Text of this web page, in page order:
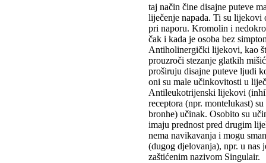
taj način čine disajne puteve
liječenje napada. Ti su lijekovi
pri naporu. Kromolin i
čak i kada je osoba bez
Antiholinergički lijekovi, kao
prouzroči stezanje glatkih
proširuju disajne puteve ljudi
oni su male učinkovitosti u
Antileukotrijenski lijekovi
receptora (npr. montelukast)
bronhe) učinak. Osobito su
imaju prednost pred drugim
nema navikavanja i mogu
(dugog djelovanja), npr. u nas
zaštićenim nazivom Singulair.